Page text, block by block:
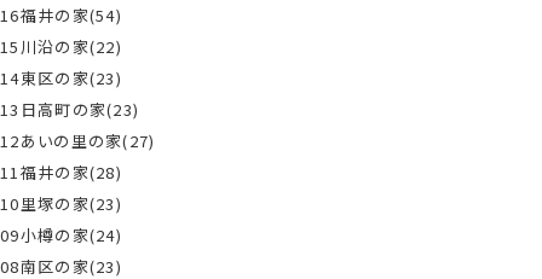
16福井の家(54)
15川沿の家(22)
14東区の家(23)
13日高町の家(23)
12あいの里の家(27)
11福井の家(28)
10里塚の家(23)
09小樽の家(24)
08南区の家(23)